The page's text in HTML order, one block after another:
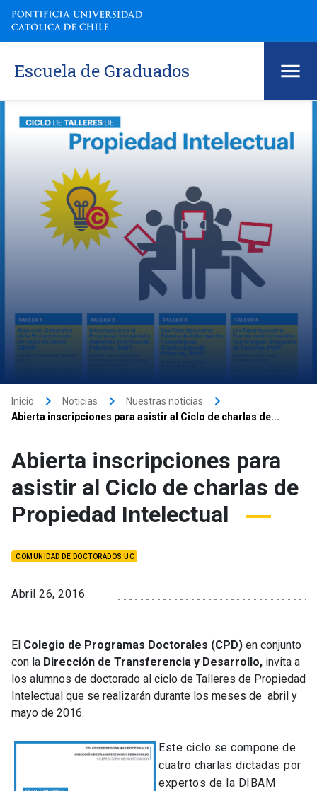
Escuela de Graduados
Inicio keyboard_arrow_right Noticias keyboard_arrow_right Nuestras noticias keyboard_arrow_right
Abierta inscripciones para asistir al Ciclo de charlas de...
Abierta inscripciones para
asistir al Ciclo de charlas de
Propiedad Intelectual
COMUNIDAD DE DOCTORADOS UC
Abril 26, 2016
El Colegio de Programas Doctorales (CPD) en conjunto
con la Dirección de Transferencia y Desarrollo, invita a
los alumnos de doctorado al ciclo de Talleres de Propiedad
Intelectual que se realizarán durante los meses de abril y
mayo de 2016.
Este ciclo se compone de
cuatro charlas dictadas por
expertos de la DIBAM